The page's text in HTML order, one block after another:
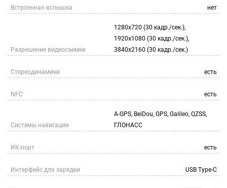
Встроенная вспышка нет
Разрешение видеосъемки
1280x720 (30 кадр./сек.),
1920x1080 (30 кадр./сек.),
3840x2160 (30 кадр./сек.)
Стереодинамики есть
NFC есть
Системы навигации
A-GPS, BeiDou, GPS, Galileo, QZSS,
ГЛОНАСС
ИК-порт есть
Интерфейс для зарядки USB Type-C